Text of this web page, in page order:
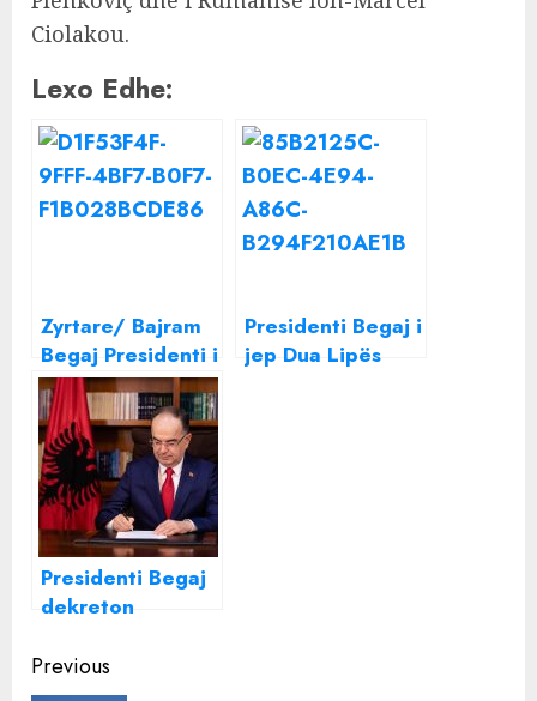
Ciolakou.
Lexo Edhe:
Zyrtare/ Bajram
Begaj Presidenti i
Shqipërisë
Presidenti Begaj i
jep Dua Lipës
Presidenti Begaj
dekreton
Continue
Previous